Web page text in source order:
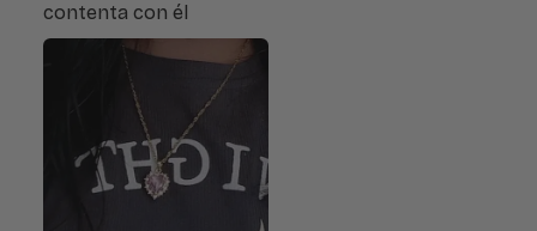
contenta con él